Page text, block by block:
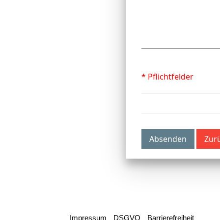
* Pflichtfelder
Absenden
Impressum DSGVO Barrierefreiheit